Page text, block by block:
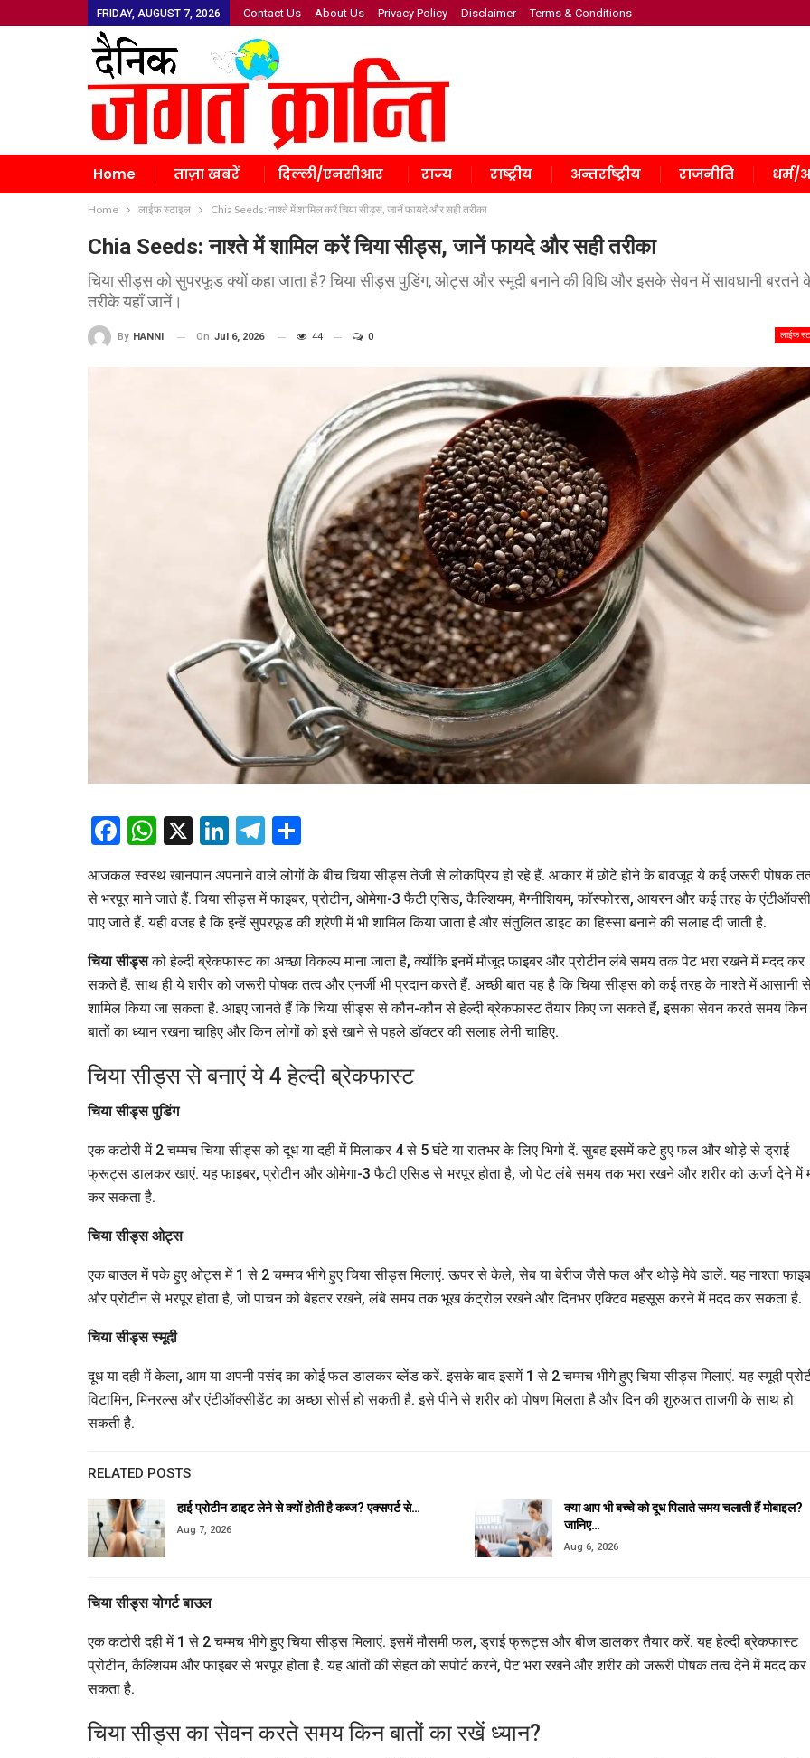
FRIDAY, AUGUST 7, 2026 Contact Us About Us Privacy Policy Disclaimer Terms & Conditions
Home ताज़ा खबरें दिल्ली/एनसीआर राज्य राष्ट्रीय अन्तर्राष्ट्रीय राजनीति धर्म/
Home लाईफ स्टाइल Chia Seeds: नाश्ते में शामिल करें चिया सीड्स, जानें फायदे और सही तरीका
Chia Seeds: नाश्ते में शामिल करें चिया सीड्स, जानें फायदे और सही तरीका
चिया सीड्स को सुपरफूड क्यों कहा जाता है? चिया सीड्स पुडिंग, ओट्स और स्मूदी बनाने की विधि और इसके सेवन में सावधानी बरतने
तरीके यहाँ जानें।
लाईफ
By HANNI On Jul 6, 2026 44 0
Facebook
WhatsApp
X LinkedIn
Telegram
आजकल स्वस्थ खानपान अपनाने वाले लोगों के बीच चिया सीड्स तेजी से लोकप्रिय हो रहे हैं. आकार में छोटे होने के बावजूद ये कई जरूरी पोषक
से भरपूर माने जाते हैं. चिया सीड्स में फाइबर, प्रोटीन, ओमेगा-3 फैटी एसिड, कैल्शियम, मैग्नीशियम, फॉस्फोरस, आयरन और कई तरह के
पाए जाते हैं. यही वजह है कि इन्हें सुपरफूड की श्रेणी में भी शामिल किया जाता है और संतुलित डाइट का हिस्सा बनाने की सलाह दी जाती है.
चिया सीड्सको हेल्दी ब्रेकफास्ट का अच्छा विकल्प माना जाता है, क्योंकि इनमें मौजूद फाइबर और प्रोटीन लंबे समय तक पेट भरा रखने में मदद कर
सकते हैं. साथ ही ये शरीर को जरूरी पोषक तत्व और एनर्जी भी प्रदान करते हैं. अच्छी बात यह है कि चिया सीड्स को कई तरह के नाश्ते में आसानी
शामिल किया जा सकता है. आइए जानते हैं कि चिया सीड्स से कौन-कौन से हेल्दी ब्रेकफास्ट तैयार किए जा सकते हैं, इसका सेवन करते समय किन
बातों का ध्यान रखना चाहिए और किन लोगों को इसे खाने से पहले डॉक्टर की सलाह लेनी चाहिए.
चिया सीड्स से बनाएं ये 4 हेल्दी ब्रेकफास्ट
चिया सीड्स पुडिंग
एक कटोरी में 2 चम्मच चिया सीड्स को दूध या दही में मिलाकर 4 से 5 घंटे या रातभर के लिए भिगो दें. सुबह इसमें कटे हुए फल और थोड़े से ड्राई
फ्रूट्स डालकर खाएं. यह फाइबर, प्रोटीन और ओमेगा-3 फैटी एसिड से भरपूर होता है, जो पेट लंबे समय तक भरा रखने और शरीर को ऊर्जा देने में
कर सकता है.
चिया सीड्स ओट्स
एक बाउल में पके हुए ओट्स में 1 से 2 चम्मच भीगे हुए चिया सीड्स मिलाएं. ऊपर से केले, सेब या बेरीज जैसे फल और थोड़े मेवे डालें. यह नाश्ता
और प्रोटीन से भरपूर होता है, जो पाचन को बेहतर रखने, लंबे समय तक भूख कंट्रोल रखने और दिनभर एक्टिव महसूस करने में मदद कर सकता है.
चिया सीड्स स्मूदी
दूध या दही में केला, आम या अपनी पसंद का कोई फल डालकर ब्लेंड करें. इसके बाद इसमें 1 से 2 चम्मच भीगे हुए चिया सीड्स मिलाएं. यह स्मूदी
विटामिन, मिनरल्स और एंटीऑक्सीडेंट का अच्छा सोर्स हो सकती है. इसे पीने से शरीर को पोषण मिलता है और दिन की शुरुआत ताजगी के साथ हो
सकती है.
RELATED POSTS
हाई प्रोटीन डाइट लेने से क्यों होती है कब्ज? एक्सपर्ट से…
Aug 7, 2026
क्या आप भी बच्चे को दूध पिलाते समय चलाती हैं मोबाइल?
जानिए…
Aug 6, 2026
चिया सीड्स योगर्ट बाउल
एक कटोरी दही में 1 से 2 चम्मच भीगे हुए चिया सीड्स मिलाएं. इसमें मौसमी फल, ड्राई फ्रूट्स और बीज डालकर तैयार करें. यह हेल्दी ब्रेकफास्ट
प्रोटीन, कैल्शियम और फाइबर से भरपूर होता है. यह आंतों की सेहत को सपोर्ट करने, पेट भरा रखने और शरीर को जरूरी पोषक तत्व देने में मदद कर
सकता है.
चिया सीड्स का सेवन करते समय किन बातों का रखें ध्यान?